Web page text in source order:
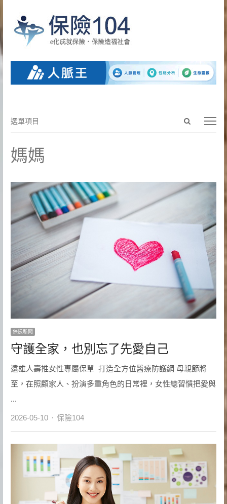
Open
search
選
目
選單項目
媽媽
保險新聞
守護全家，也別忘了先愛自己
遠雄人壽推女性專屬保單 打造全方位醫療防護網 母親節將
至，在照顧家人、扮演多重角色的日常裡，女性總習慣把愛與
...
2026-05-10 Author
保險104